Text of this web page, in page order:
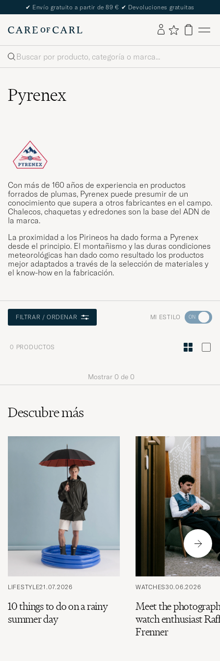
✔ Envío gratuito a partir de 89 € ✔ Devoluciones gratuitas
Buscar
Pyrenex
Con más de 160 años de experiencia en productos
forrados de plumas, Pyrenex puede presumir de un
conocimiento que supera a otros fabricantes en el campo.
Chalecos, chaquetas y edredones son la base del ADN de
la marca.
La proximidad a los Pirineos ha dado forma a Pyrenex
desde el principio. El montañismo y las duras condiciones
meteorológicas han dado como resultado los productos
mejor adaptados a través de la selección de materiales y
el know-how en la fabricación.
FILTRAR / ORDENAR MI ESTILO Ve
de
disfruta
de
una
selección
para
ti.
0 PRODUCTOS
Mostrar 0 de 0
Descubre más
LIFESTYLE21.07.2026
10 things to do on a rainy
summer day
WATCHES30.06.2026
Meet the
watch enthusiast
Frenner